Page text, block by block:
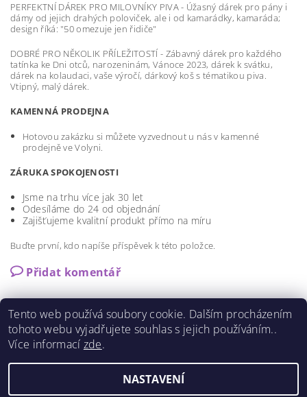
PERFEKTNÍ DÁREK PRO MILOVNÍKY PIVA - Úžasný dárek pro pány i
dámy od jejich drahých poloviček, ale i od kamarádky, kamaráda;
design říká: "50 omezuje jen řidiče"
DOBRÉ PRO NĚKOLIK PŘÍLEŽITOSTÍ - Zábavný dárek pro každého
tatínka ke Dni otců, narozeninám, Vánoce 2023, dárek k svátku,
dárek na kolaudaci, vaše výročí, dárkový koš s tématikou piva.
Vtipný, malý dárek.
KAMENNÁ PRODEJNA
Hotovou zakázku si můžete vyzvednout u nás v kamenné
prodejně ve Volyni.
ZÁRUKA SPOKOJENOSTI
Jsme na trhu více jak 30 let
Odesíláme do 24 od objednání
Zajišťujeme kvalitní produkt přímo na míru
Buďte první, kdo napíše příspěvek k této položce.
Přidat komentář
Shoptet.cz
Tento web používá soubory cookie. Dalším procházením
tohoto webu vyjadřujete souhlas s jejich používáním..
Více informací zde.
NASTAVENÍ